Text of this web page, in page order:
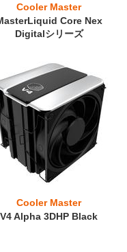
Cooler Master
Core Nex
Digitalシリーズ
Cooler Master
V4 Alpha 3DHP Black